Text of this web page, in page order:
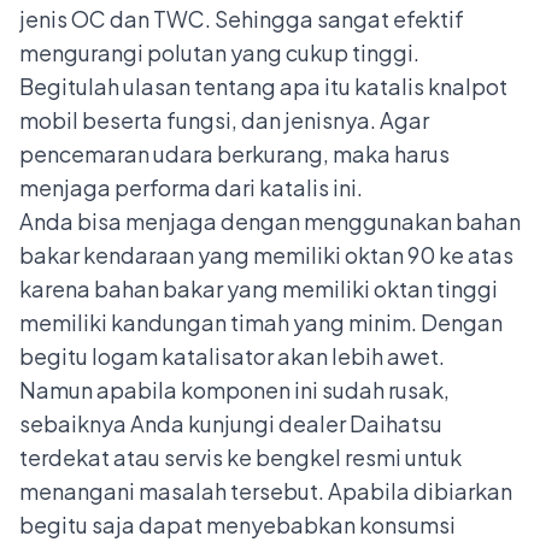
jenis OC dan TWC. Sehingga sangat efektif
mengurangi polutan yang cukup tinggi.
Begitulah ulasan tentang apa itu katalis knalpot
mobil beserta fungsi, dan jenisnya. Agar
pencemaran udara berkurang, maka harus
menjaga performa dari katalis ini.
Anda bisa menjaga dengan menggunakan bahan
bakar kendaraan yang memiliki oktan 90 ke atas
karena bahan bakar yang memiliki oktan tinggi
memiliki kandungan timah yang minim. Dengan
begitu logam katalisator akan lebih awet.
Namun apabila komponen ini sudah rusak,
sebaiknya Anda kunjungidealer Daihatsu
terdekat atau servis ke bengkel resmi untuk
menangani masalah tersebut. Apabila dibiarkan
begitu saja dapat menyebabkan konsumsi